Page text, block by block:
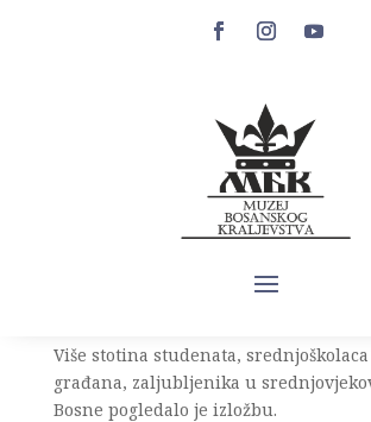
gradu Bobovcu
Na kraljevskom gradu Bobovac
je postavljena izložbu “Povelja
kraljevstva a u suradnji sa filmom
Više stotina studenata,
građana, zaljubljenika u
Bosne pogledalo je izložbu.